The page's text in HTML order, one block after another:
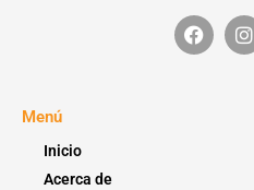
Menú
Inicio
Acerca de